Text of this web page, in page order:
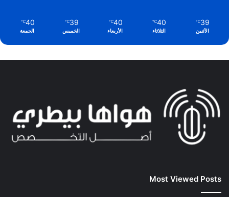
39
℃
الأثنين
40
℃
الثلاثاء
40
℃
الأربعاء
39
℃
الخميس
40
℃
الجمعة
Most Viewed Posts